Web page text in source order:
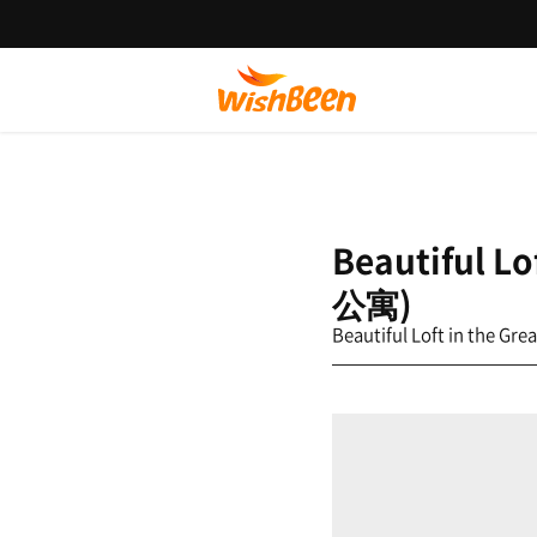
Beautiful
公寓)
Beautiful Loft in the